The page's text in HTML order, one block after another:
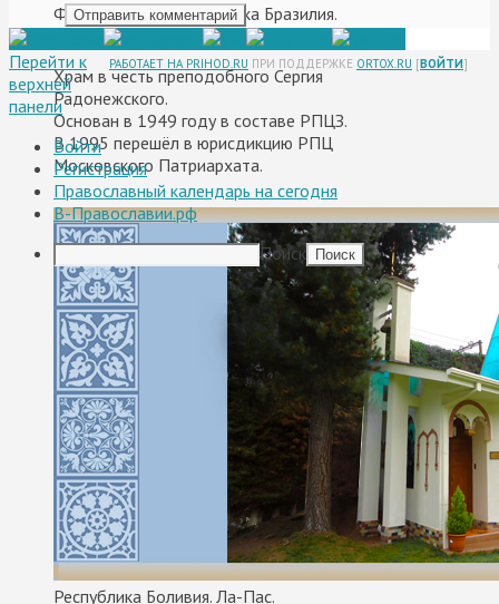
Федеративная Республика Бразилия.
Порту-Алегри.
Храм в честь преподобного Сергия
Радонежского.
Основан в 1949 году в составе РПЦЗ.
В 1995 перешёл в юрисдикцию РПЦ
Московского Патриархата.
Республика Боливия. Ла-Пас.
РАБОТАЕТ НА PRIHOD.RU ПРИ ПОДДЕРЖКЕ ORTOX.RU [ВОЙТИ]
Перейти к
верхней
панели
Войти
Регистрация
Православный календарь на сегодня
В-Православии.рф
Поиск